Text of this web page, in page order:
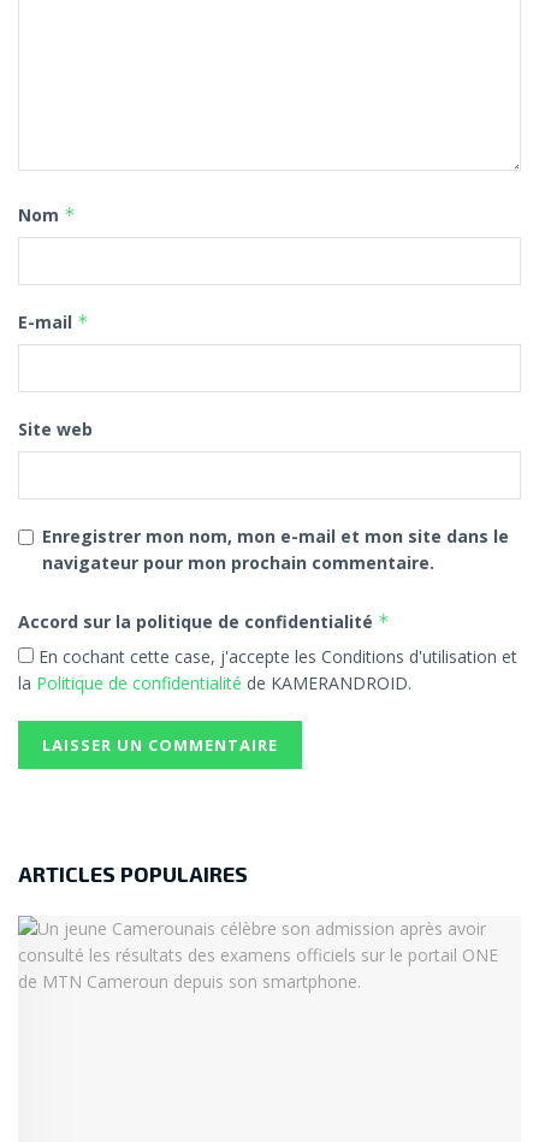
Nom *
E-mail *
Site web
Enregistrer mon nom, mon e-mail et mon site dans le
navigateur pour mon prochain commentaire.
Accord sur la politique de confidentialité *
En cochant cette case, j'accepte les Conditions d'utilisation et
la Politique de confidentialité de KAMERANDROID.
ARTICLES POPULAIRES